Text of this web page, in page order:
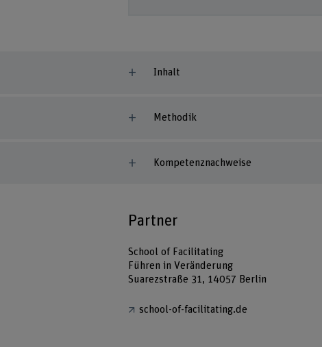
Inhalt
Methodik
Kompetenznachweise
Partner
School of Facilitating
Führen in Veränderung
Suarezstraße 31, 14057 Berlin
school-of-facilitating.de